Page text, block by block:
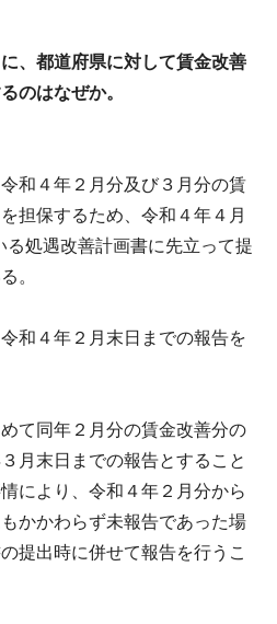
、都道府県に対して賃金改善
のはなぜか。
和４年２月分及び３月分の賃
担保するため、令和４年４月
る処遇改善計画書に先立って提
。
和４年２月末日までの報告を
て同年２月分の賃金改善分の
月末日までの報告とすること
により、令和４年２月分から
かかわらず未報告であった場
提出時に併せて報告を行うこ